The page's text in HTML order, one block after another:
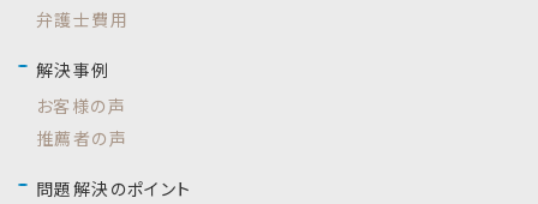
弁護士費用
解決事例
お客様の声
推薦者の声
問題解決のポイント